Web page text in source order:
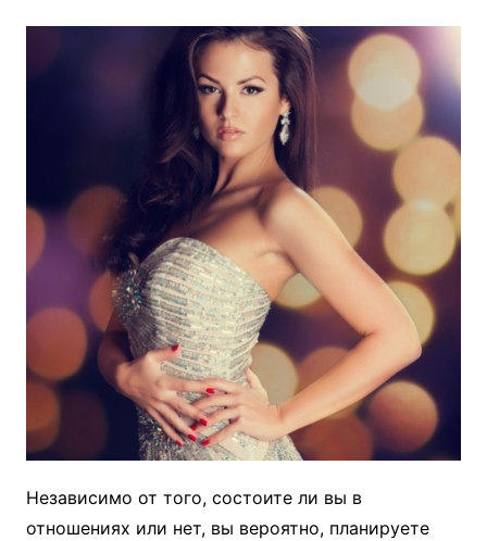
Независимо от того, состоите ли вы в
отношениях или нет, вы вероятно, планируете